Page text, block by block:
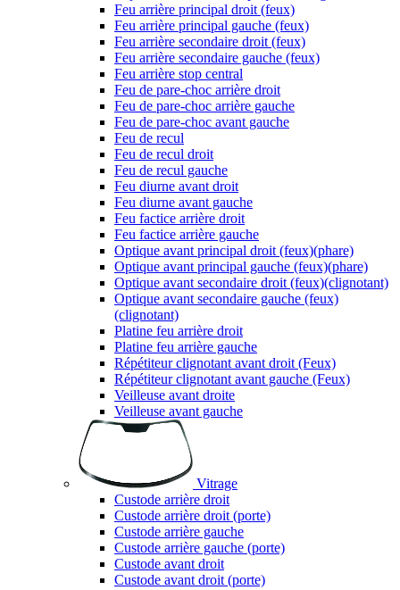
Feu arrière principal droit (feux)
Feu arrière principal gauche (feux)
Feu arrière secondaire droit (feux)
Feu arrière secondaire gauche (feux)
Feu arrière stop central
Feu de pare-choc arrière droit
Feu de pare-choc arrière gauche
Feu de pare-choc avant gauche
Feu de recul
Feu de recul droit
Feu de recul gauche
Feu diurne avant droit
Feu diurne avant gauche
Feu factice arrière droit
Feu factice arrière gauche
Optique avant principal droit (feux)(phare)
Optique avant principal gauche (feux)(phare)
Optique avant secondaire droit (feux)(clignotant)
Optique avant secondaire gauche (feux)
(clignotant)
Platine feu arrière droit
Platine feu arrière gauche
Répétiteur clignotant avant droit (Feux)
Répétiteur clignotant avant gauche (Feux)
Veilleuse avant droite
Veilleuse avant gauche
Vitrage
Custode arrière droit
Custode arrière droit (porte)
Custode arrière gauche
Custode arrière gauche (porte)
Custode avant droit
Custode avant droit (porte)